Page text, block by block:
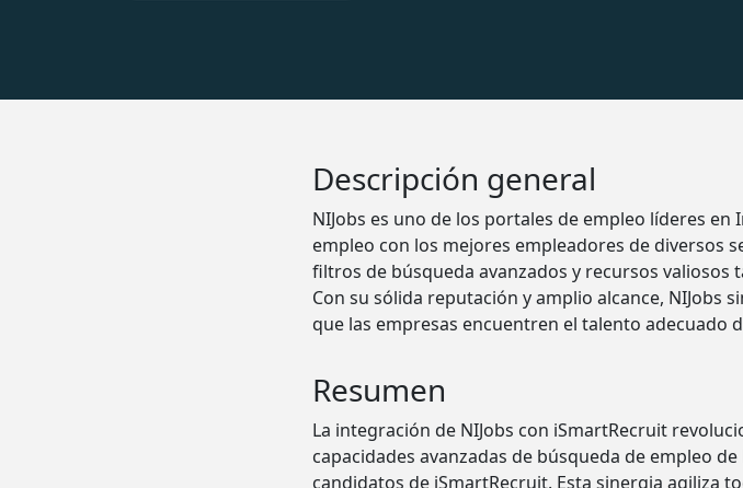
Descripción general
NIJobs es uno de los portales de empleo líderes
empleo con los mejores empleadores de diversos
filtros de búsqueda avanzados y recursos
Con su sólida reputación y amplio alcance,
que las empresas encuentren el talento adecuado
Resumen
La integración de NIJobs con iSmartRecruit
capacidades avanzadas de búsqueda de empleo
candidatos de iSmartRecruit. Esta sinergia agiliza